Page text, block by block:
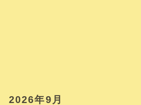
2026年9月